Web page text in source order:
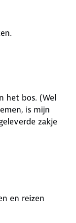
het bos. (Wel
is mijn
zakje
en reizen